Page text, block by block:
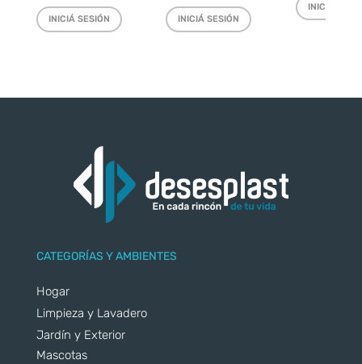
INICIÁ SESIÓN INICIÁ SESIÓN
INICIÁ
CATEGORÍAS Y AMBIENTES
Hogar
Limpieza y Lavadero
Jardín y Exterior
Mascotas